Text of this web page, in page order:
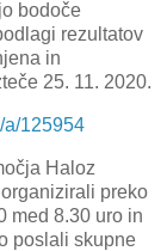
bodoče
rezultatov
in
25. 11. 2020.
a/125954
Haloz
preko
med 8.30 uro in
poslali skupne